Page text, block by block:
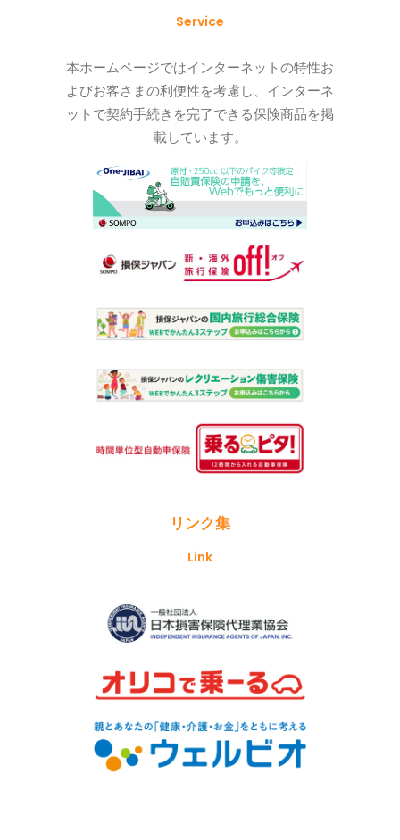
Service
本ホームページではインターネットの特性お
よびお客さまの利便性を考慮し、インターネ
ットで契約手続きを完了できる保険商品を掲
載しています。
リンク集
Link